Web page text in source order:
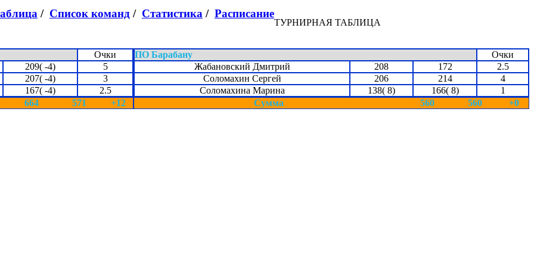
/ Список команд / Статистика / Расписание
ТУРНИРНАЯ ТАБЛИЦА
Очки
209( -4)
5
207( -4)
3
167( -4)
2.5
ПО Барабану
Очки
Жабановский Дмитрий
208 172
2.5
Соломахин Сергей
206 214
4
Соломахина Марина
138( 8) 166( 8)
1
664
571 +12 Сумма 560 560 +0